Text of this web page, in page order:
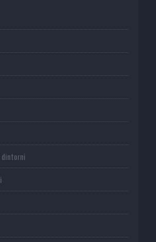
dintorni